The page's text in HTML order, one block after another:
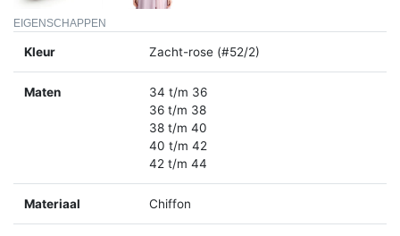
EIGENSCHAPPEN
Kleur Zacht-rose (#52/2)
Maten
34 t/m 36
36 t/m 38
38 t/m 40
40 t/m 42
42 t/m 44
Materiaal Chiffon